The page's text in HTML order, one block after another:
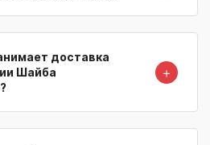
доставка
Шайба
＋